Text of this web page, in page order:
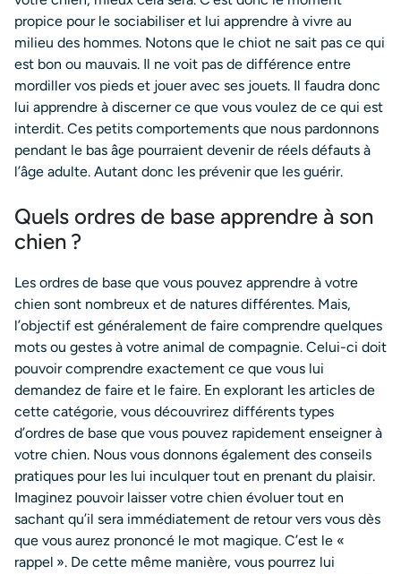
propice pour le sociabiliser et lui apprendre à vivre au
milieu des hommes. Notons que le chiot ne sait pas ce qui
est bon ou mauvais. Il ne voit pas de différence entre
mordiller vos pieds et jouer avec ses jouets. Il faudra donc
lui apprendre à discerner ce que vous voulez de ce qui est
interdit. Ces petits comportements que nous pardonnons
pendant le bas âge pourraient devenir de réels défauts à
l’âge adulte. Autant donc les prévenir que les guérir.
Quels ordres de base apprendre à son
chien ?
Les ordres de base que vous pouvez apprendre à votre
chien sont nombreux et de natures différentes. Mais,
l’objectif est généralement de faire comprendre quelques
mots ou gestes à votre animal de compagnie. Celui-ci doit
pouvoir comprendre exactement ce que vous lui
demandez de faire et le faire. En explorant les articles de
cette catégorie, vous découvrirez différents types
d’ordres de base que vous pouvez rapidement enseigner à
votre chien. Nous vous donnons également des conseils
pratiques pour les lui inculquer tout en prenant du plaisir.
Imaginez pouvoir laisser votre chien évoluer tout en
sachant qu’il sera immédiatement de retour vers vous dès
que vous aurez prononcé le mot magique. C’est le «
rappel ». De cette même manière, vous pourrez lui